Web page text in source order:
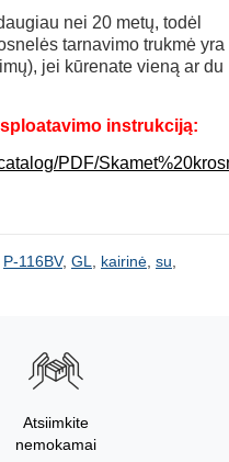
nei 20 metų, todėl
tarnavimo trukmė yra
jei kūrenate vieną ar du
instrukciją:
PDF/
P-116BV, GL kairinė su
Atsiimkite
nemokamai